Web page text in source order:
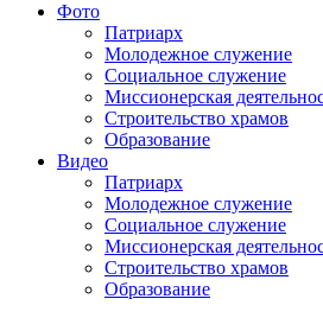
Фото
Патриарх
Молодежное служение
Социальное служение
Миссионерская
Строительство храмов
Образование
Видео
Патриарх
Молодежное служение
Социальное служение
Миссионерская
Строительство храмов
Образование